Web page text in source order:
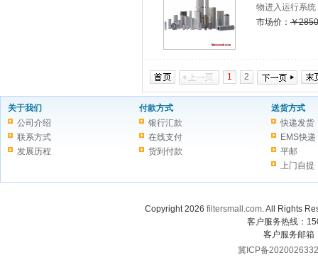
物进入运行系
市场价： ￥
1 2
关于我们
公司介绍
联系方式
发展历程
付款方式
银行汇款
在线支付
货到付款
送货方式
快递发货
EMS快递
平邮
上门自提
Copyright 2026 filtersmall.com. All Rights
客户服务热线：
客户服务邮箱
冀ICP备